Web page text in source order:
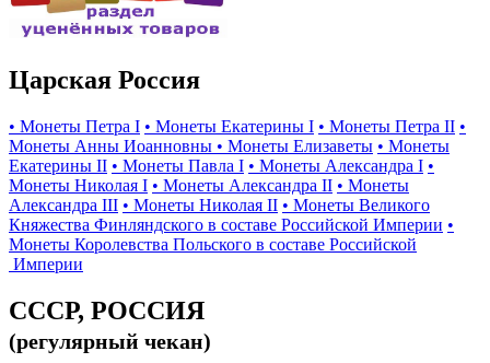
Царская Россия
• Монеты Петра I • Монеты Екатерины I • Монеты Петра II •
Монеты Анны Иоанновны • Монеты Елизаветы • Монеты
Екатерины II • Монеты Павла I • Монеты Александра I •
Монеты Николая I • Монеты Александра II • Монеты
Александра III • Монеты Николая II • Монеты Великого
Княжества Финляндского в составе Российской Империи •
Монеты Королевства Польского в составе Российской
Империи
СССР, РОССИЯ
(регулярный чекан)